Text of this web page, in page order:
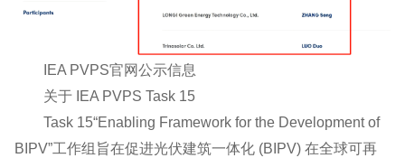
IEA PVPS官网公示信息
关于 IEA PVPS Task 15
Task 15“Enabling Framework for the Development of
BIPV”工作组旨在促进光伏建筑一体化 (BIPV) 在全球可再